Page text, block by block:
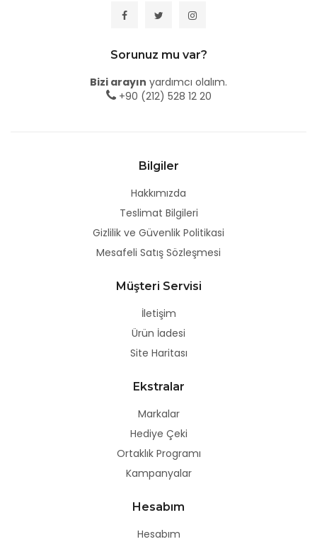
Sorunuz mu var?
Bizi arayın yardımcı olalım.
+90 (212) 528 12 20
Bilgiler
Hakkımızda
Teslimat Bilgileri
Gizlilik ve Güvenlik Politikasi
Mesafeli Satış Sözleşmesi
Müşteri Servisi
İletişim
Ürün İadesi
Site Haritası
Ekstralar
Markalar
Hediye Çeki
Ortaklık Programı
Kampanyalar
Hesabım
Hesabım